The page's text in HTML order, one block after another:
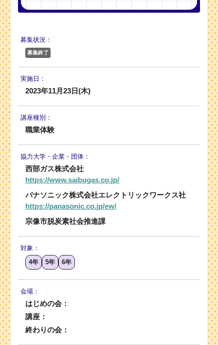
募集状況：
募集終了
実施日：
2023年11月23日(木)
講座種別：
職業体験
協力大学・企業・団体：
西部ガス株式会社
https://www.saibugas.co.jp/
パナソニック株式会社エレクトリックワークス社
https://panasonic.co.jp/ew/
宗像市脱炭素社会推進課
対象：
4年
5年 6年
会場：
はじめの会：
講座：
終わりの会：